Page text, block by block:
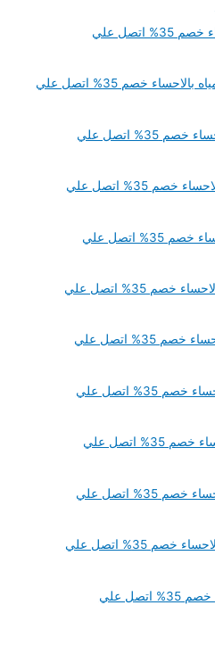
شركة جلي بلاط بالاحساء خصم 35% اتصل علي
شركة كشف تسربات المياه بالاحساء خصم 35% اتصل علي
شركة عزل خزانات بالاحساء خصم 35% اتصل علي
شركة تنظيف خزانات بالاحساء خصم 35% اتصل علي
شركة عزل اسطح بالاحساء خصم 35% اتصل علي
شركة تنظيف مكيفات بالاحساء خصم 35% اتصل علي
شركة تنظيف منازل بالاحساء خصم 35% اتصل علي
شركة تنظيف شقق بالاحساء خصم 35% اتصل علي
شركة تنظيف فلل بالاحساء خصم 35% اتصل علي
شركة تنظيف سجاد بالاحساء خصم 35% اتصل علي
شركة تنظيف مجالس بالاحساء خصم 35% اتصل علي
شركة جلي بلاط بالدمام خصم 35% اتصل علي